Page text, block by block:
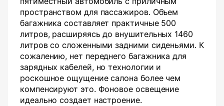
пространством для пассажиров. Объем
багажника составляет практичные 500
литров, расширяясь до внушительных 1460
литров со сложенными задними сиденьями. К
сожалению, нет переднего багажника для
зарядных кабелей, но технологии и
роскошное ощущение салона более чем
компенсируют это. Фоновое освещение
идеально создает настроение.